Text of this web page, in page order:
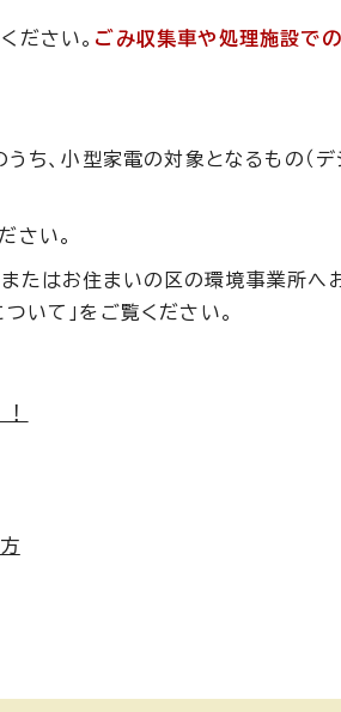
ださい。 ごみ収集車や処理施設で
ち、小型家電の対象となるもの（デ
さい。
たはお住まいの区の環境事業所へ
いて」をご覧ください。